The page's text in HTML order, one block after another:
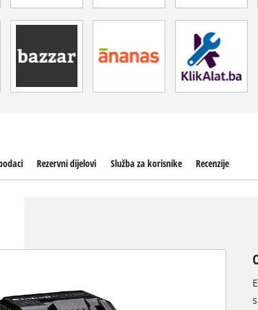
Rezervni dijelovi Služba za korisnike Recenzije